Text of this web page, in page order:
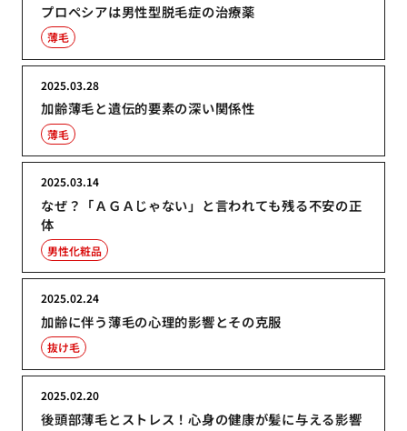
プロペシアは男性型脱毛症の治療薬
薄毛
加齢薄毛と遺伝的要素の深い関係性
2025.03.28
薄毛
なぜ？「ＡＧＡじゃない」と言われても残る不安の正
体
2025.03.14
男性化粧品
加齢に伴う薄毛の心理的影響とその克服
2025.02.24
抜け毛
後頭部薄毛とストレス！心身の健康が髪に与える影響
2025.02.20